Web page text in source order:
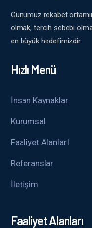
Günümüz rekabet
olmak, tercih sebebi
en büyük hedefimizdir.
Hızlı Menü
İnsan Kaynakları
Kurumsal
Faaliyet AlanlarI
Referanslar
İletişim
Faaliyet Alanları